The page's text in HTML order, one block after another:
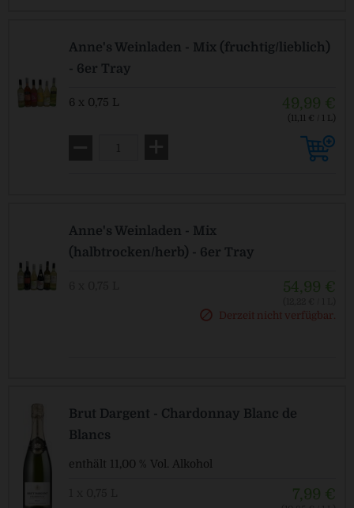
Anne's Weinladen - Mix (fruchtig/lieblich)
- 6er Tray
6 x 0,75 L 49,99 €
(11,11 € / 1 L)
Anne's Weinladen - Mix
(halbtrocken/herb) - 6er Tray
54,99 €
Pfandfrei!
Derzeit nicht verfügbar.
Brut Dargent - Chardonnay Blanc de
Blancs
enthält 11,00 % Vol. Alkohol
7,99 €